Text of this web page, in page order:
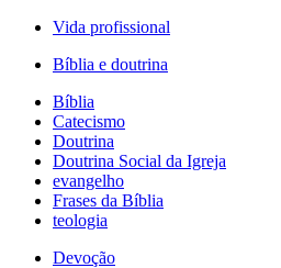
Vida profissional
Bíblia e doutrina
Bíblia
Catecismo
Doutrina
Doutrina Social da Igreja
evangelho
Frases da Bíblia
teologia
Devoção